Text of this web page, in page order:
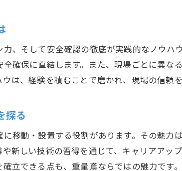
重量鳶が建築プロジェクトに不可欠な理由
来性を高める重量鳶のスキルアップ術
とび仕事で求められる重量鳶の新技術習得
重量鳶の現場で活きる実践的なスキルとは
、そして安全確認の徹底が実践的なノウハ
確保に直結します。また、現場ごとに異な
は、経験を積むことで磨かれ、現場の信頼
探る
移動・設置する役割があります。その魅力
新しい技術の習得を通じて、キャリアアッ
立できる点も、重量鳶ならではの魅力です。